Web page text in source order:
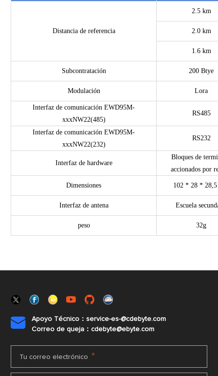
Distancia de referencia
2.5 km
2.0 km
1.6 km
Subcontratación 200 Btye
Modulación Lora
Interfaz de comunicación EWD95M-
xxxNW22(485)
RS485
Interfaz de comunicación EWD95M-
xxxNW22(232)
RS232
Interfaz de hardware
Bloques de
accionados por
Dimensiones 102 * 28 *
Interfaz de antena Escuela
peso 32g

Apoyo Técnico：service-es-@cdebyte.com
Correo de queja：cdebyte@ebyte.com
Tu correo electrónico *